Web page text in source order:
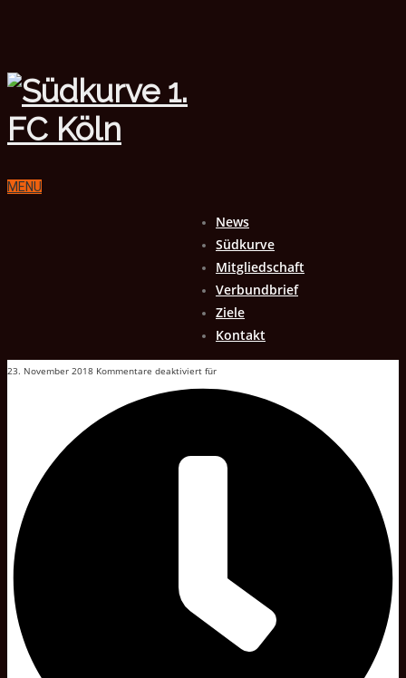
MENU
News
Südkurve
Mitgliedschaft
Verbundbrief
Ziele
Kontakt
23. November 2018 Kommentare deaktiviert für